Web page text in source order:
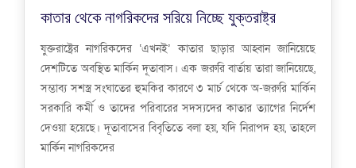
কাতার থেকে নাগরিকদের সরিয়ে নিচ্ছে যুক্তরাষ্ট্র
যুক্তরাষ্ট্রের নাগরিকদের ‘এখনই’ কাতার ছাড়ার আহ্বান জানিয়েছে
দেশটিতে অবস্থিত মার্কিন দূতাবাস। এক জরুরি বার্তায় তারা জানিয়েছে,
সম্ভাব্য সশস্ত্র সংঘাতের হুমকির কারণে ৩ মার্চ থেকে অ-জরুরি মার্কিন
সরকারি কর্মী ও তাদের পরিবারের সদস্যদের কাতার ত্যাগের নির্দেশ
দেওয়া হয়েছে। দূতাবাসের বিবৃতিতে বলা হয়, যদি নিরাপদ হয়, তাহলে
মার্কিন নাগরিকদের